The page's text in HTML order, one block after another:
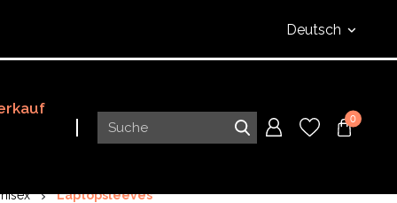
Deutsch
0
Laptopsleeves